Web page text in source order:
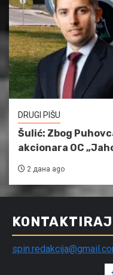
DRUGI PIŠU
Šulić: Zbog
akcionara OC
2 дана ago